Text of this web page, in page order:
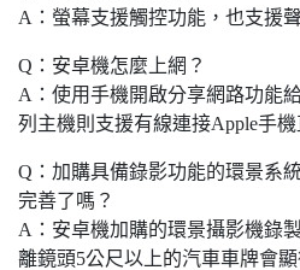
A：螢幕支援觸控功能，也支援
Q：安卓機怎麼上網？
A：使用手機開啟分享網路功能
列主機則支援有線連接Apple手機
Q：加購具備錄影功能的環景系
完善了嗎？
A：安卓機加購的環景攝影機錄
離鏡頭5公尺以上的汽車車牌會